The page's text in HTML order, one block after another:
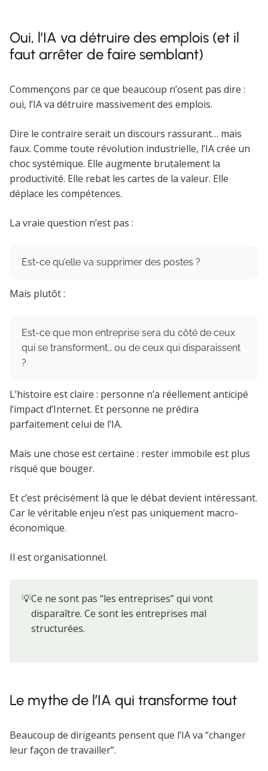
Oui, l’IA va détruire des emplois (et il
faut arrêter de faire semblant)
Commençons par ce que beaucoup n’osent pas dire :
oui, l’IA va détruire massivement des emplois.
Dire le contraire serait un discours rassurant… mais
faux. Comme toute révolution industrielle, l’IA crée un
choc systémique. Elle augmente brutalement la
productivité. Elle rebat les cartes de la valeur. Elle
déplace les compétences.
La vraie question n’est pas :
Est-ce qu’elle va supprimer des postes ?
Mais plutôt :
Est-ce que mon entreprise sera du côté de ceux
qui se transforment… ou de ceux qui disparaissent
?
L’histoire est claire : personne n’a réellement anticipé
l’impact d’Internet. Et personne ne prédira
parfaitement celui de l’IA.
Mais une chose est certaine : rester immobile est plus
risqué que bouger.
Et c’est précisément là que le débat devient intéressant.
Car le véritable enjeu n’est pas uniquement macro-
économique.
Il est organisationnel.
💡Ce ne sont pas “les entreprises” qui vont
disparaître. Ce sont les entreprises mal
structurées.
Le mythe de l’IA qui transforme tout
Beaucoup de dirigeants pensent que l’IA va “changer
leur façon de travailler”.